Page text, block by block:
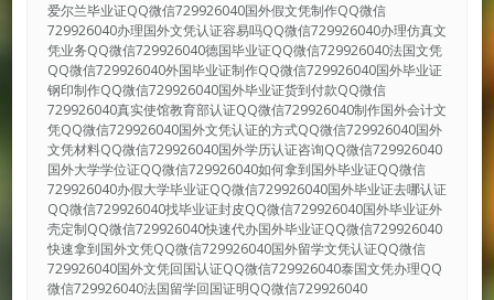
爱尔兰毕业证QQ微信729926040国外假文凭制作QQ微信
729926040办理国外文凭认证容易吗QQ微信729926040办理仿真文
凭业务QQ微信729926040德国毕业证QQ微信729926040法国文凭
QQ微信729926040外国毕业证制作QQ微信729926040国外毕业证
钢印制作QQ微信729926040国外毕业证货到付款QQ微信
729926040真实使馆教育部认证QQ微信729926040制作国外会计文
凭QQ微信729926040国外文凭认证的方式QQ微信729926040国外
文凭材料QQ微信729926040国外学历认证咨询QQ微信729926040
国外大学学位证QQ微信729926040如何拿到国外毕业证QQ微信
729926040办假大学毕业证QQ微信729926040国外毕业证去哪认证
QQ微信729926040找毕业证封皮QQ微信729926040国外毕业证外
壳定制QQ微信729926040快速代办国外毕业证QQ微信729926040
快速拿到国外文凭QQ微信729926040国外留学文凭认证QQ微信
729926040国外文凭回国认证QQ微信729926040泰国文凭办理QQ
微信729926040法国留学回国证明QQ微信729926040